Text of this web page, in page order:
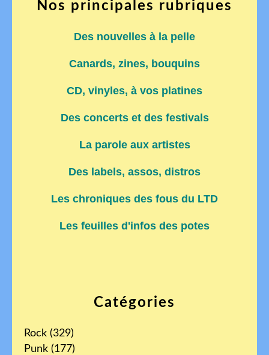
Catégories
Rock (329)
Punk (177)
Nos principales rubriques
Des nouvelles à la pelle
Canards, zines, bouquins
CD, vinyles, à vos platines
Des concerts et des festivals
La parole aux artistes
Des labels, assos, distros
Les chroniques des fous du LTD
Les feuilles d'infos des potes